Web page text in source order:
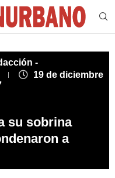
-
19 de diciembre
su sobrina
a